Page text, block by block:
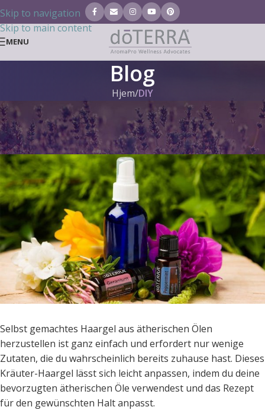
Skip to navigation
Skip to main content
MENU
Blog
Hjem/DIY
DOTERRA BLOG
Kräuter-Haargel
Tanja Tielen Til 27. juni 2021
Selbst gemachtes Haargel aus ätherischen Ölen
herzustellen ist ganz einfach und erfordert nur wenige
Zutaten, die du wahrscheinlich bereits zuhause hast. Dieses
Kräuter-Haargel lässt sich leicht anpassen, indem du deine
bevorzugten ätherischen Öle verwendest und das Rezept
für den gewünschten Halt anpasst.